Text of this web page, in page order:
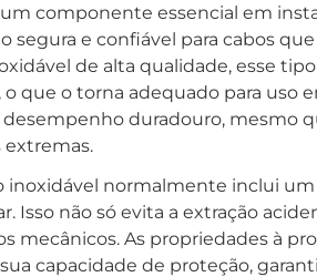
componente essencial em
segura e confiável para cabos
de alta qualidade, esse
que o torna adequado para uso
duradouro, mesmo
inoxidável normalmente inclui
Isso não só evita a extração
mecânicos. As propriedades à
capacidade de proteção,